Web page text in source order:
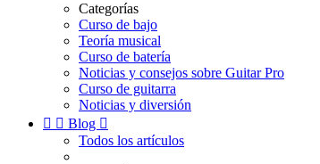
Categorías
Curso de bajo
Teoría musical
Curso de batería
Noticias y consejos sobre Guitar Pro
Curso de guitarra
Noticias y diversión
  Blog 
Todos los artículos